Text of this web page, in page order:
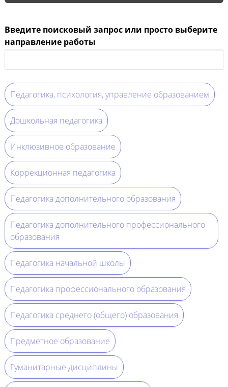
Введите поисковый запрос или просто выберите
направление работы
Педагогика, психология, управление образованием
Дошкольная педагогика
Инклюзивное образование
Коррекционная педагогика
Педагогика дополнительного образования
Педагогика дополнительного профессионального
образования
Педагогика начальной школы
Педагогика профессионального образования
Педагогика среднего (общего) образования
Предметное образование
Гуманитарные дисциплины